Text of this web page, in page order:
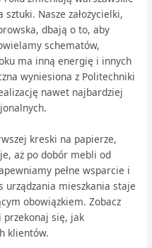
Nasze założycielki,
dbają o to, aby
schematów,
ma inną energię i innych
wyniesiona z Politechniki
nawet najbardziej
kreski na papierze,
aż po dobór mebli od
pełne wsparcie i
urządzania mieszkania staje
obowiązkiem. Zobacz
i przekonaj się, jak
klientów.